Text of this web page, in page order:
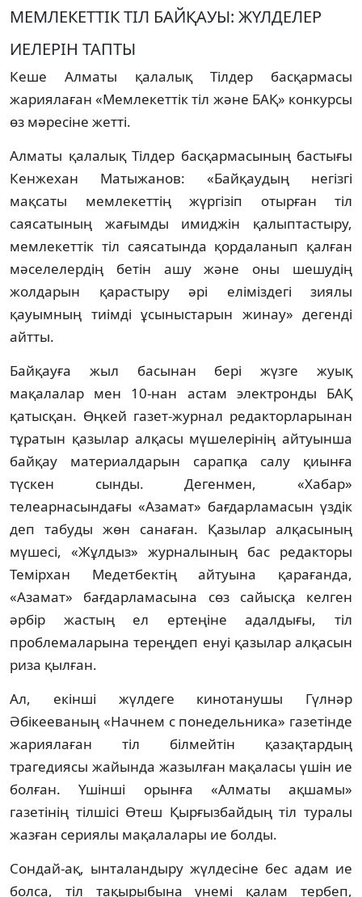
МЕМЛЕКЕТТIК ТIЛ БАЙҚАУЫ: ЖҮЛДЕЛЕР
ИЕЛЕРIН ТАПТЫ
Кеше Алматы қалалық Тiлдер басқармасы
жариялаған «Мемлекеттiк тiл және БАҚ» конкурсы
өз мәресiне жеттi.
Алматы қалалық Тiлдер басқармасының бастығы
Кенжехан Матыжанов: «Байқаудың негiзгi
мақсаты мемлекеттiң жүргiзiп отырған тiл
саясатының жағымды имиджiн қалыптастыру,
мемлекеттiк тiл саясатында қордаланып қалған
мәселелердiң бетiн ашу және оны шешудiң
жолдарын қарастыру әрi елiмiздегi зиялы
қауымның тиiмдi ұсыныстарын жинау» дегендi
айтты.
Байқауға жыл басынан берi жүзге жуық
мақалалар мен 10-нан астам электронды БАҚ
қатысқан. Өңкей газет-журнал редакторларынан
тұратын қазылар алқасы мүшелерiнiң айтуынша
байқау материалдарын сарапқа салу қиынға
түскен сынды. Дегенмен, «Хабар»
телеарнасындағы «Азамат» бағдарламасын үздiк
деп табуды жөн санаған. Қазылар алқасының
мүшесi, «Жұлдыз» журналының бас редакторы
Темiрхан Медетбектiң айтуына қарағанда,
«Азамат» бағдарламасына сөз сайысқа келген
әрбiр жастың ел ертеңiне адалдығы, тiл
проблемаларына тереңдеп енуi қазылар алқасын
риза қылған.
Ал, екiншi жүлдеге кинотанушы Гүлнәр
Әбiкееваның «Начнем с понедельника» газетiнде
жариялаған тiл бiлмейтiн қазақтардың
трагедиясы жайында жазылған мақаласы үшiн ие
болған. Үшiншi орынға «Алматы ақшамы»
газетiнiң тiлшiсi Өтеш Қырғызбайдың тiл туралы
жазған сериялы мақалалары ие болды.
Сондай-ақ, ынталандыру жүлдесiне бес адам ие
болса, тiл тақырыбына үнемi қалам тербеп,